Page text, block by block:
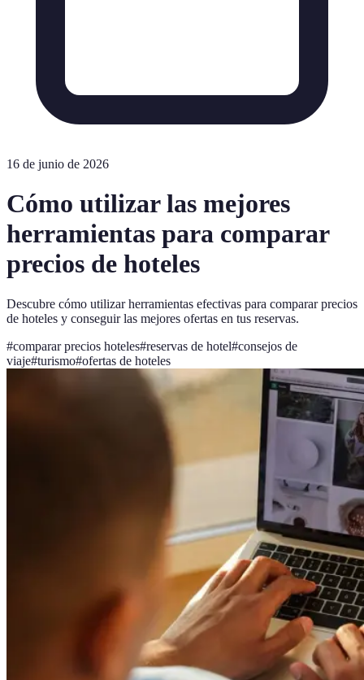
16 de junio de 2026
Cómo utilizar las mejores
herramientas para comparar
precios de hoteles
Descubre cómo utilizar herramientas efectivas para comparar precios
de hoteles y conseguir las mejores ofertas en tus reservas.
#comparar precios hoteles#reservas de hotel#consejos de
viaje#turismo#ofertas de hoteles